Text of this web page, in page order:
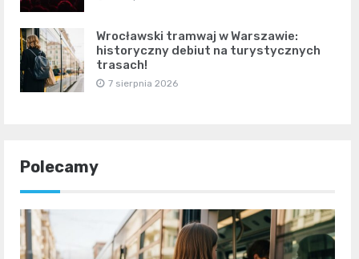
Wrocławski tramwaj w Warszawie:
historyczny debiut na turystycznych
trasach!
7 sierpnia 2026
Polecamy